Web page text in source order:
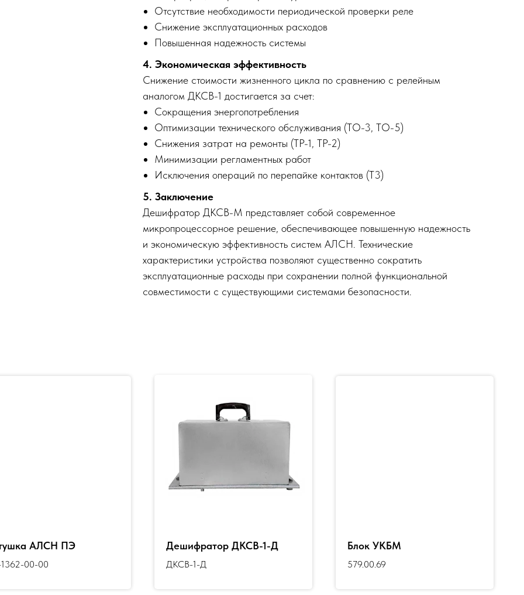
Отсутствие необходимости периодической проверки реле
Снижение эксплуатационных расходов
Повышенная надежность системы
4. Экономическая эффективность
Снижение стоимости жизненного цикла по сравнению с релейным
аналогом ДКСВ-1 достигается за счет:
Сокращения энергопотребления
Оптимизации технического обслуживания (ТО-3, ТО-5)
Снижения затрат на ремонты (ТР-1, ТР-2)
Минимизации регламентных работ
Исключения операций по перепайке контактов (Т3)
5. Заключение
Дешифратор ДКСВ-М представляет собой современное
микропроцессорное решение, обеспечивающее повышенную надежность
и экономическую эффективность систем АЛСН. Технические
характеристики устройства позволяют существенно сократить
эксплуатационные расходы при сохранении полной функциональной
совместимости с существующими системами безопасности.
АЛСН ПЭ
00-00
Дешифратор ДКСВ-1-Д
ДКСВ-1-Д
Блок УКБМ
579.00.69